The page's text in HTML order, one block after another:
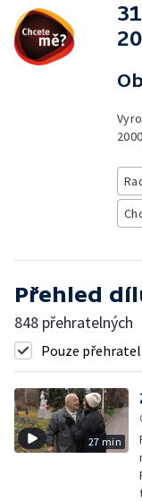
2000
Přehled
848 přehratelných
Pouze
27 min